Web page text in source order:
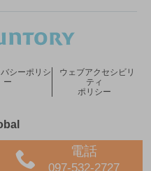
電話
097-532-2727
HOLDINGS LIMITED.
シーポリシ
ー
ウェブアクセシビリ
ティ
ポリシー
新しいウィンドウで開く